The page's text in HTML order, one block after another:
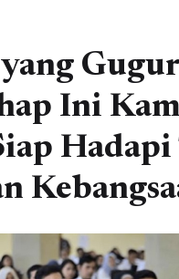
Ini
Hadapi